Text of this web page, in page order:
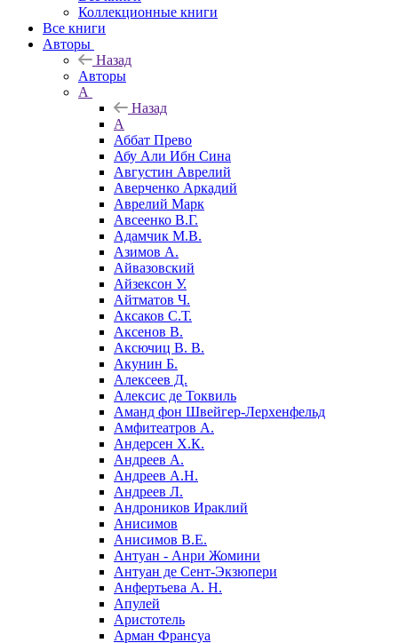
Коллекционные книги
Все книги
Авторы
Назад
Авторы
А
Назад
А
Аббат Прево
Абу Али Ибн Сина
Августин Аврелий
Аверченко Аркадий
Аврелий Марк
Авсеенко В.Г.
Адамчик М.В.
Азимов А.
Айвазовский
Айзексон У.
Айтматов Ч.
Аксаков С.Т.
Аксенов В.
Аксючиц В. В.
Акунин Б.
Алексеев Д.
Алексис де Токвиль
Аманд фон Швейгер-Лерхенфельд
Амфитеатров А.
Андерсен Х.К.
Андреев А.
Андреев А.Н.
Андреев Л.
Андроников Ираклий
Анисимов
Анисимов В.Е.
Антуан - Анри Жомини
Антуан де Сент-Экзюпери
Анфертьева А. Н.
Апулей
Аристотель
Арман Франсуа